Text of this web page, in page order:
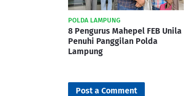
POLDA LAMPUNG
8 Pengurus Mahepel FEB Unila
Penuhi Panggilan Polda
Lampung
Post a Comment